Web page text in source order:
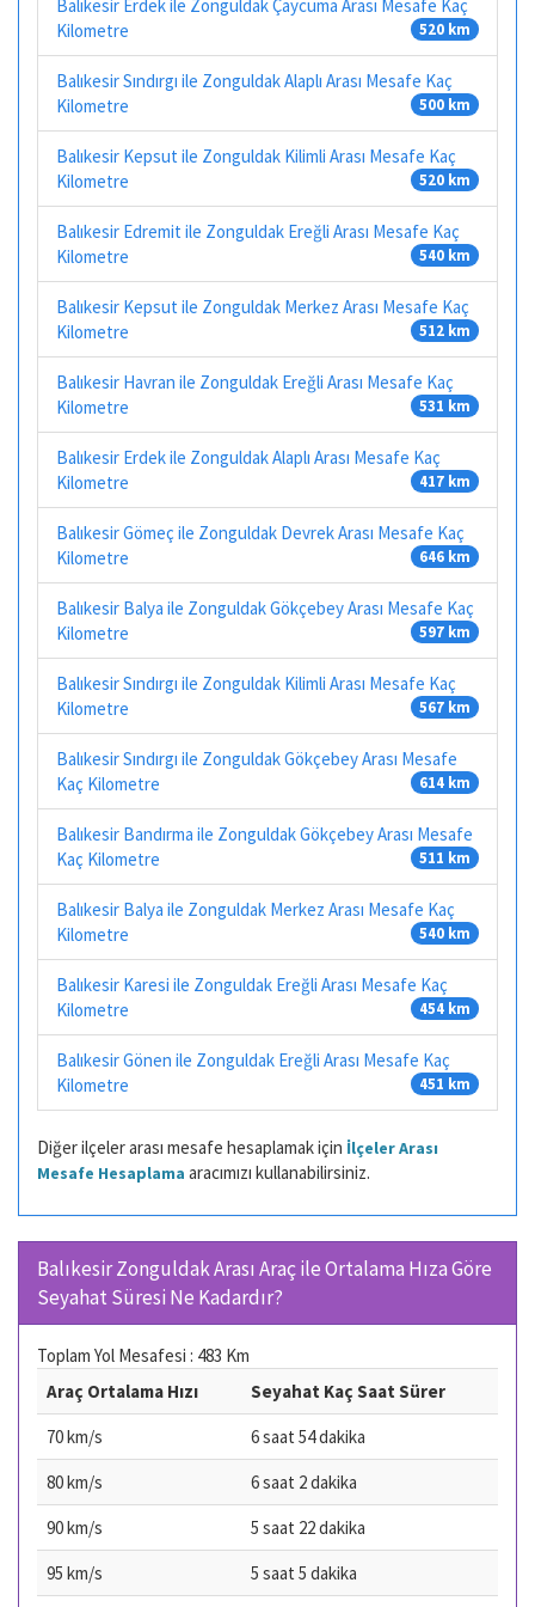
Balıkesir Erdek ile Zonguldak Çaycuma Arası Mesafe Kaç
Kilometre
520 km
Balıkesir Sındırgı ile Zonguldak Alaplı Arası Mesafe Kaç
Kilometre
500 km
Balıkesir Kepsut ile Zonguldak Kilimli Arası Mesafe Kaç
Kilometre
520 km
Balıkesir Edremit ile Zonguldak Ereğli Arası Mesafe Kaç
Kilometre
540 km
Balıkesir Kepsut ile Zonguldak Merkez Arası Mesafe Kaç
Kilometre
512 km
Balıkesir Havran ile Zonguldak Ereğli Arası Mesafe Kaç
Kilometre
531 km
Balıkesir Erdek ile Zonguldak Alaplı Arası Mesafe Kaç
Kilometre
417 km
Balıkesir Gömeç ile Zonguldak Devrek Arası Mesafe Kaç
Kilometre
646 km
Balıkesir Balya ile Zonguldak Gökçebey Arası Mesafe Kaç
Kilometre
597 km
Balıkesir Sındırgı ile Zonguldak Kilimli Arası Mesafe Kaç
Kilometre
567 km
Balıkesir Sındırgı ile Zonguldak Gökçebey Arası Mesafe
Kaç Kilometre
614 km
Balıkesir Bandırma ile Zonguldak Gökçebey Arası Mesafe
Kaç Kilometre
511 km
Balıkesir Balya ile Zonguldak Merkez Arası Mesafe Kaç
Kilometre
540 km
Balıkesir Karesi ile Zonguldak Ereğli Arası Mesafe Kaç
Kilometre
454 km
Balıkesir Gönen ile Zonguldak Ereğli Arası Mesafe Kaç
Kilometre
451 km
Diğer ilçeler arası mesafe hesaplamak için İlçeler Arası
Mesafe Hesaplama aracımızı kullanabilirsiniz.
Balıkesir Zonguldak Arası Araç ile Ortalama Hıza Göre
Seyahat Süresi Ne Kadardır?
Toplam Yol Mesafesi : 483 Km
Araç Ortalama Hızı
Seyahat Kaç Saat Sürer
70 km/s
6 saat 54 dakika
80 km/s
6 saat 2 dakika
90 km/s
5 saat 22 dakika
95 km/s
5 saat 5 dakika